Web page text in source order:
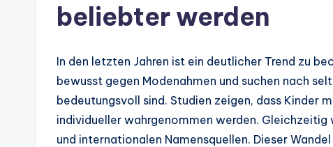
beliebter werden
In den letzten Jahren ist ein deutlicher Trend zu
bewusst gegen Modenahmen und suchen nach
bedeutungsvoll sind. Studien zeigen, dass Kinder
individueller wahrgenommen werden.
und internationalen Namensquellen. Dieser